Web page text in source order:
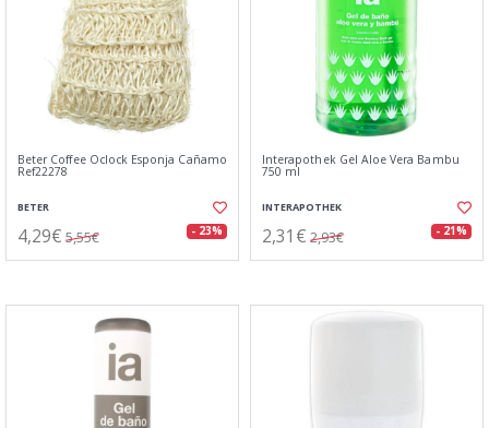
Beter Coffee Oclock Esponja Cañamo
Ref22278
BETER
4,29€ 5,55€ - 23%
Interapothek Gel Aloe Vera Bambu
750 ml
INTERAPOTHEK
2,31€ 2,93€ - 21%